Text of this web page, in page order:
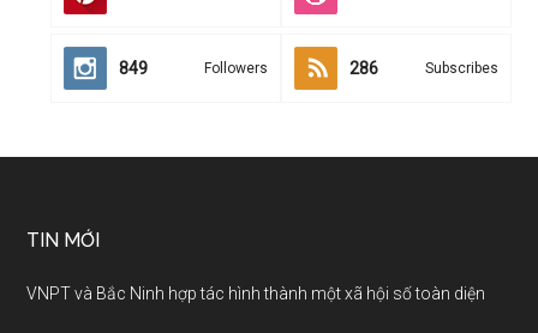
849 Followers 286 Subscribes
TIN MỚI
VNPT và Bắc Ninh hợp tác hình thành một xã hội số toàn diện